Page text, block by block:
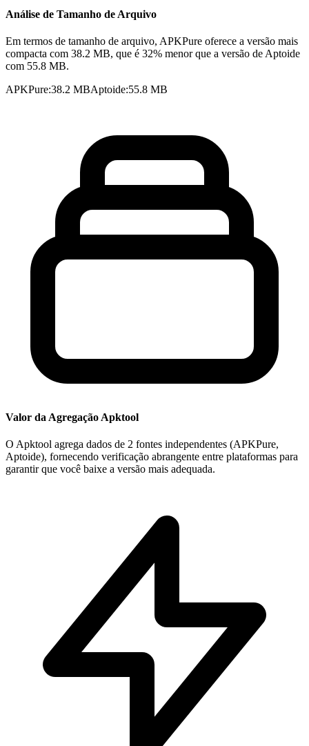
Análise de Tamanho de Arquivo
Em termos de tamanho de arquivo, APKPure oferece a versão mais
compacta com 38.2 MB, que é 32% menor que a versão de Aptoide
com 55.8 MB.
APKPure:38.2 MBAptoide:55.8 MB
Valor da Agregação Apktool
O Apktool agrega dados de 2 fontes independentes (APKPure,
Aptoide), fornecendo verificação abrangente entre plataformas para
garantir que você baixe a versão mais adequada.